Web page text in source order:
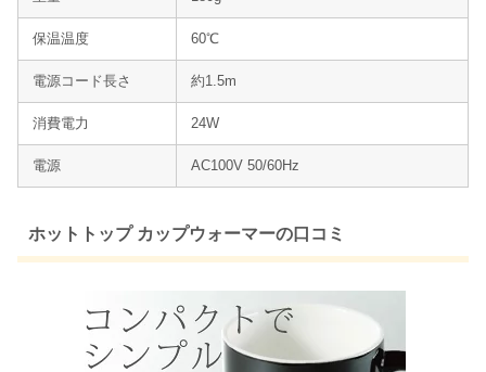
保温温度 60℃
電源コード長さ 約1.5m
消費電力 24W
電源 AC100V 50/60Hz
ホットトップ カップウォーマーの口コミ